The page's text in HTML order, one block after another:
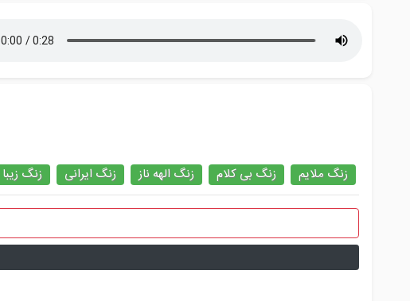
زنگ ملایم زنگ بی کلام زنگ الهه ناز زنگ ایرانی زنگ زیبا